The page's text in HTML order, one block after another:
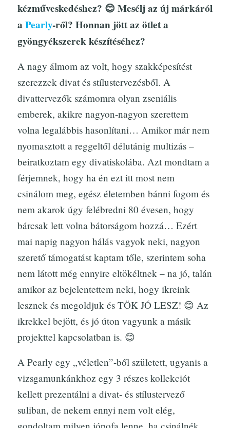
kézműveskedéshez? 😊 Mesélj az új márkáról
a Pearly-ről? Honnan jött az ötlet a
gyöngyékszerek készítéséhez?
A nagy álmom az volt, hogy szakképesítést
szerezzek divat és stílustervezésből. A
divattervezők számomra olyan zseniális
emberek, akikre nagyon-nagyon szerettem
volna legalábbis hasonlítani… Amikor már nem
nyomasztott a reggeltől délutánig multizás –
beiratkoztam egy divatiskolába. Azt mondtam a
férjemnek, hogy ha én ezt itt most nem
csinálom meg, egész életemben bánni fogom és
nem akarok úgy felébredni 80 évesen, hogy
bárcsak lett volna bátorságom hozzá… Ezért
mai napig nagyon hálás vagyok neki, nagyon
szerető támogatást kaptam tőle, szerintem soha
nem látott még ennyire eltökéltnek – na jó, talán
amikor az bejelentettem neki, hogy ikreink
lesznek és megoldjuk és TÖK JÓ LESZ! 😊 Az
ikrekkel bejött, és jó úton vagyunk a másik
projekttel kapcsolatban is. 😊
A Pearly egy „véletlen”-ből született, ugyanis a
vizsgamunkánkhoz egy 3 részes kollekciót
kellett prezentálni a divat- és stílustervező
suliban, de nekem ennyi nem volt elég,